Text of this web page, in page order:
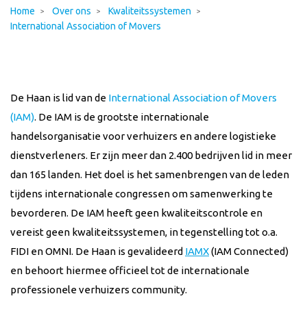
Home Over ons
Kwaliteitssystemen
International Association of Movers
De Haan is lid van de International Association of Movers
(IAM). De IAM is de grootste internationale
handelsorganisatie voor verhuizers en andere logistieke
dienstverleners. Er zijn meer dan 2.400 bedrijven lid in meer
dan 165 landen. Het doel is het samenbrengen van de leden
tijdens internationale congressen om samenwerking te
bevorderen. De IAM heeft geen kwaliteitscontrole en
vereist geen kwaliteitssystemen, in tegenstelling tot o.a.
FIDI en OMNI. De Haan is gevalideerd IAMX(IAM Connected)
en behoort hiermee officieel tot de internationale
professionele verhuizers community.